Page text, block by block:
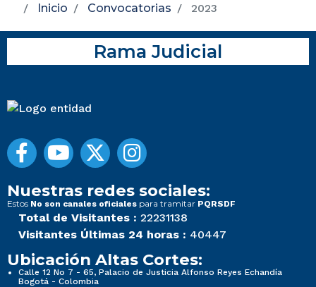
Inicio
Convocatorias 2023
Rama Judicial
Nuestras redes sociales:
Estos No son canales oficiales para tramitar PQRSDF
Total de Visitantes : 22231138
Visitantes Últimas 24 horas : 40447
Ubicación Altas Cortes:
Calle 12 No 7 - 65, Palacio de Justicia Alfonso Reyes Echandía
Bogotá - Colombia